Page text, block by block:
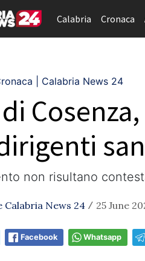
Calabria Cronaca
| Calabria News 24
non risultano
Calabria News 24 / 25 June
Facebook Whatsapp